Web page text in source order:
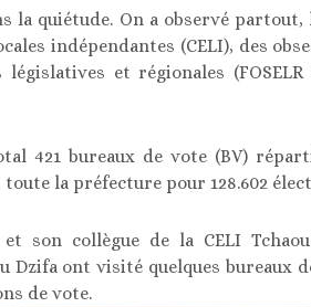
la quiétude. On a observé partout,
indépendantes (CELI), des
et régionales (FOSELR
421 bureaux de vote (BV)
la préfecture pour 128.602
son collègue de la CELI
Dzifa ont visité quelques bureaux
de vote.